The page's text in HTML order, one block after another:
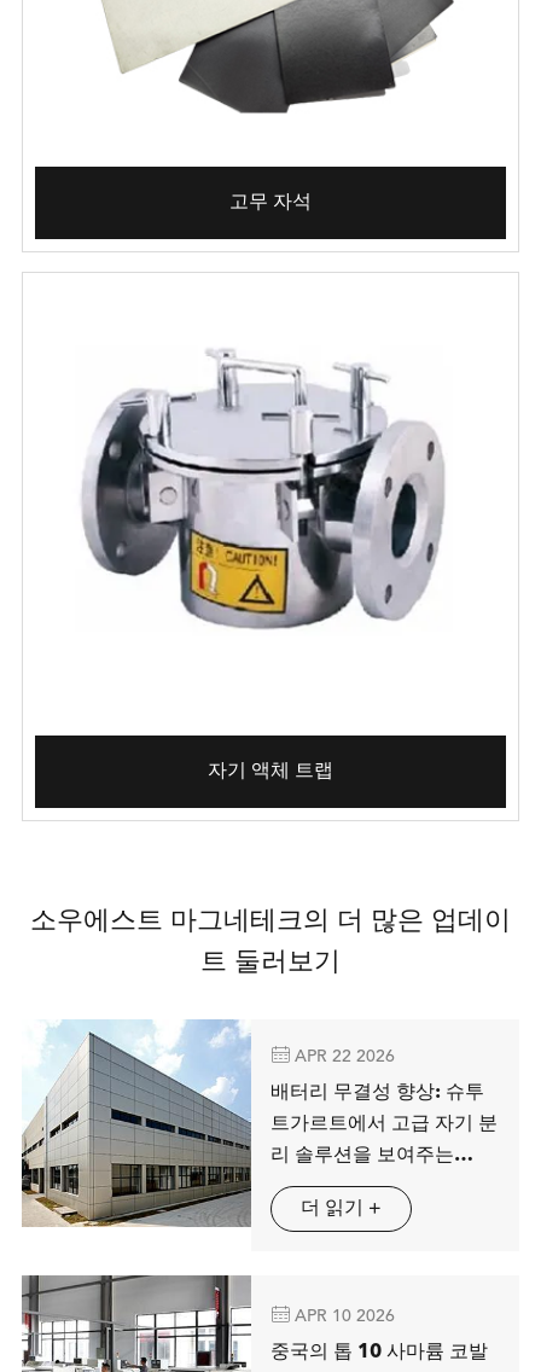
고무 자석
자기 액체 트랩
소우에스트 마그네테크의 더 많은 업데이
트 둘러보기
 APR 22 2026
배터리 무결성 향상: 슈투
트가르트에서 고급 자기 분
리 솔루션을 보여주는
MAG SPRING
더 읽기 +
 APR 10 2026
중국의 톱 10 사마륨 코발